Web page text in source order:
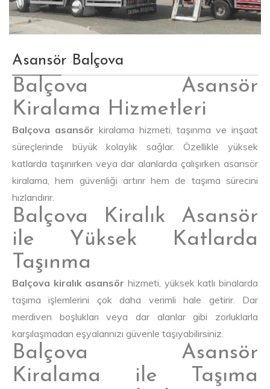
Asansör Balçova
Balçova Asansör
Kiralama Hizmetleri
Balçova asansör kiralama hizmeti, taşınma ve inşaat
süreçlerinde büyük kolaylık sağlar. Özellikle yüksek
katlarda taşınırken veya dar alanlarda çalışırken asansör
kiralama, hem güvenliği artırır hem de taşıma sürecini
hızlandırır.
Balçova Kiralık Asansör
ile Yüksek Katlarda
Taşınma
Balçova kiralık asansör hizmeti, yüksek katlı binalarda
taşıma işlemlerini çok daha verimli hale getirir. Dar
merdiven boşlukları veya dar alanlar gibi zorluklarla
karşılaşmadan eşyalarınızı güvenle taşıyabilirsiniz.
Balçova Asansör
Kiralama ile Taşıma